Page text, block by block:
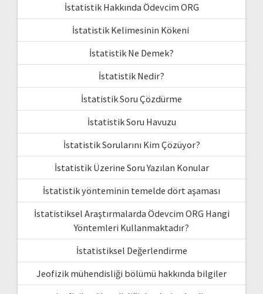
İstatistik Hakkında Ödevcim ORG
İstatistik Kelimesinin Kökeni
İstatistik Ne Demek?
İstatistik Nedir?
İstatistik Soru Çözdürme
İstatistik Soru Havuzu
İstatistik Sorularını Kim Çözüyor?
İstatistik Üzerine Soru Yazılan Konular
İstatistik yönteminin temelde dört aşaması
İstatistiksel Araştırmalarda Ödevcim ORG Hangi
Yöntemleri Kullanmaktadır?
İstatistiksel Değerlendirme
Jeofizik mühendisliği bölümü hakkında bilgiler